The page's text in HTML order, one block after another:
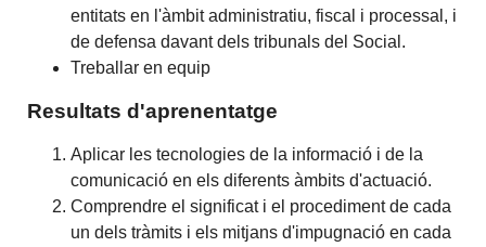
entitats en l'àmbit administratiu, fiscal i processal, i
de defensa davant dels tribunals del Social.
Treballar en equip
Resultats d'aprenentatge
Aplicar les tecnologies de la informació i de la
comunicació en els diferents àmbits d'actuació.
Comprendre el significat i el procediment de cada
un dels tràmits i els mitjans d'impugnació en cada